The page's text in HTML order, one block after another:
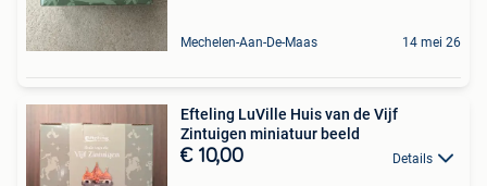
Mechelen-Aan-De-Maas 14 mei 26
Efteling LuVille Huis van de Vijf
Zintuigen miniatuur beeld
€ 10,00 Details